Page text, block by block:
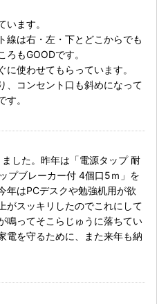
ます。
線は右・左・下とどこからでも
もGOODです。
使わせてもらっています。
、コンセント口も斜めになって
。
した。昨年は「電源タップ 耐
プブレーカー付 4個口5ｍ」を
年はPCデスクや勉強机用が欲
がスッキリしたのでこれにして
鳴ってそこらじゅうに落ちてい
電を守るために、また来年も納